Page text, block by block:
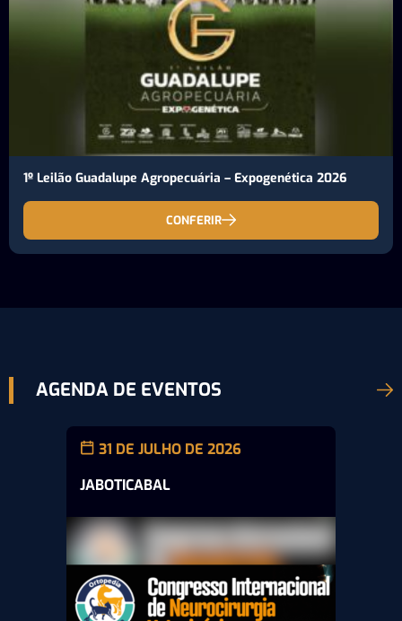
1º Leilão Guadalupe Agropecuária – Expogenética 2026
CONFERIR
AGENDA DE EVENTOS
31 DE JULHO DE 2026
JABOTICABAL